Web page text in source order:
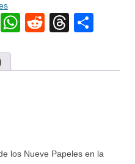
LinkedIn
WhatsApp
Reddit
los Nueve Papeles en la